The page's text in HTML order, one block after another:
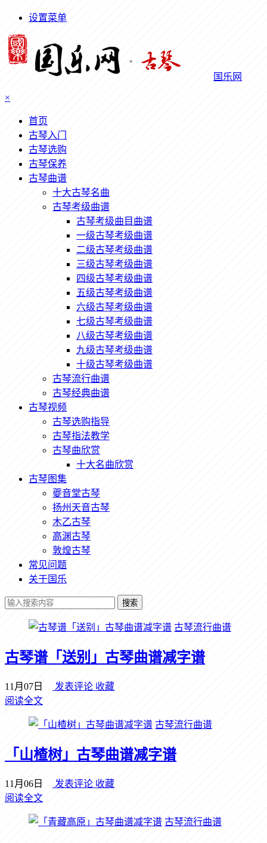
设置菜单
国乐网
×
首页
古琴入门
古琴选购
古琴保养
古琴曲谱
十大古琴名曲
古琴考级曲谱
古琴考级曲目曲谱
一级古琴考级曲谱
二级古琴考级曲谱
三级古琴考级曲谱
四级古琴考级曲谱
五级古琴考级曲谱
六级古琴考级曲谱
七级古琴考级曲谱
八级古琴考级曲谱
九级古琴考级曲谱
十级古琴考级曲谱
古琴流行曲谱
古琴经典曲谱
古琴视频
古琴选购指导
古琴指法教学
古琴曲欣赏
十大名曲欣赏
古琴图集
夔音堂古琴
扬州天音古琴
木乙古琴
高渊古琴
敦煌古琴
常见问题
关于国乐
搜索
古琴流行曲谱
古琴谱「送别」古琴曲谱减字谱
11月07日 发表评论 收藏
阅读全文
古琴流行曲谱
「山楂树」古琴曲谱减字谱
11月06日 发表评论 收藏
阅读全文
古琴流行曲谱